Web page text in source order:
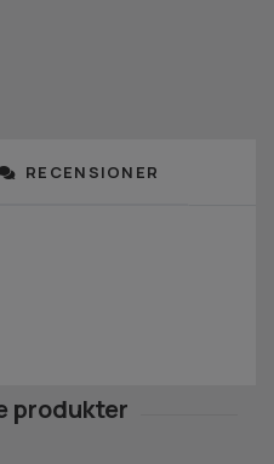
RECENSIONER